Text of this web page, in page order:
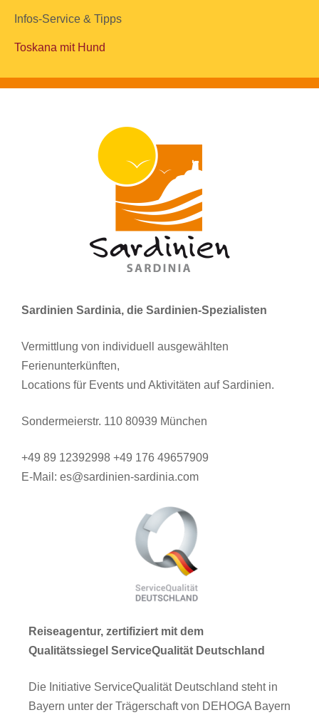
Infos-Service & Tipps
Toskana mit Hund
Sardinien Sardinia, die Sardinien-Spezialisten
Vermittlung von individuell ausgewählten
Ferienunterkünften,
Locations für Events und Aktivitäten auf Sardinien.
Sondermeierstr. 110 80939 München
+49 89 12392998 +49 176 49657909
E-Mail: es@sardinien-sardinia.com
Reiseagentur, zertifiziert mit dem
Qualitätssiegel ServiceQualität Deutschland
Die Initiative ServiceQualität Deutschland steht in
Bayern unter der Trägerschaft von DEHOGA Bayern